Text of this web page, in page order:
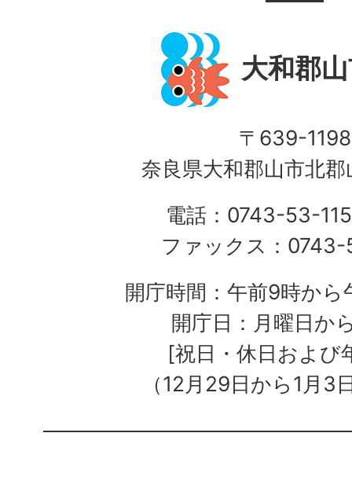
大和郡
〒639-1198
奈良県大和郡山市北
電話：0743-53-
ファックス：
開庁時間：午前9時か
開庁日：月曜日か
[祝日・休日および
（12月29日から1月3